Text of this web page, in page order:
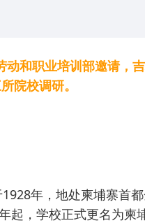
动和职业培训部邀请，
院校调研。
年，地处柬埔寨首
起，学校正式更名为